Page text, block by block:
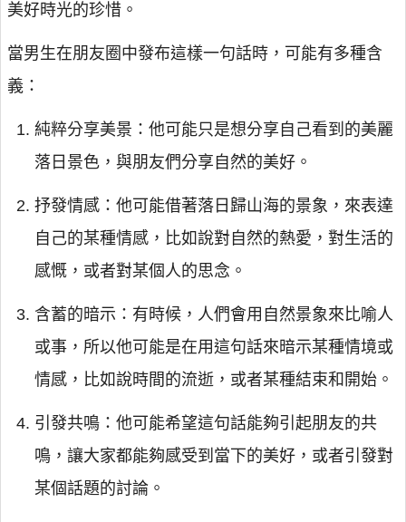
美好時光的珍惜。
當男生在朋友圈中發布這樣一句話時，可能有多種含
義：
純粹分享美景：他可能只是想分享自己看到的美麗
落日景色，與朋友們分享自然的美好。
抒發情感：他可能借著落日歸山海的景象，來表達
自己的某種情感，比如說對自然的熱愛，對生活的
感慨，或者對某個人的思念。
含蓄的暗示：有時候，人們會用自然景象來比喻人
或事，所以他可能是在用這句話來暗示某種情境或
情感，比如說時間的流逝，或者某種結束和開始。
引發共鳴：他可能希望這句話能夠引起朋友的共
鳴，讓大家都能夠感受到當下的美好，或者引發對
某個話題的討論。